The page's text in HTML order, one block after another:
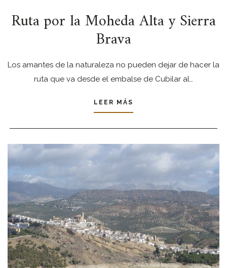
Ruta por la Moheda Alta y Sierra
Brava
Los amantes de la naturaleza no pueden dejar de hacer la
ruta que va desde el embalse de Cubilar al…
LEER MÁS